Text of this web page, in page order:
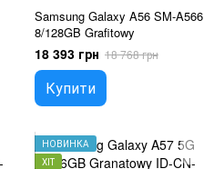
Samsung Galaxy A56 SM-A566
8/128GB Grafitowy
18 393 грн 18 768 грн
Купити
НОВИНКА
ХІТ